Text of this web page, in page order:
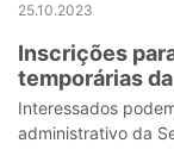
25.10.2023
Inscrições
temporárias
sexta-feira
Interessados
administrativo da